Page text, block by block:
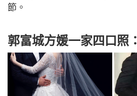
節。
郭富城方媛一家四口照：